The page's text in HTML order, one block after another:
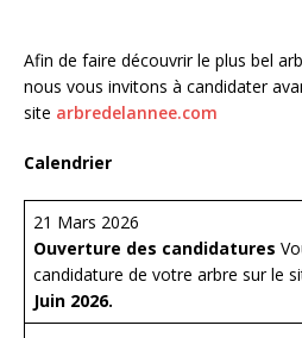
Afin de faire découvrir le plus bel
nous vous invitons à candidater
site arbredelannee.com
Calendrier
21 Mars 2026
Ouverture des candidatures
candidature de votre arbre sur le
Juin 2026.